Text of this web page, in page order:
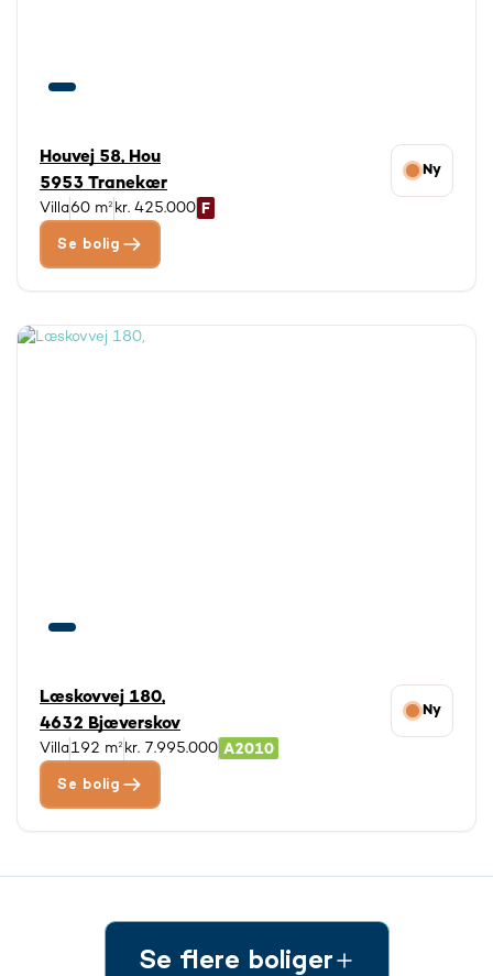
Houvej 58, Hou
5953 Tranekær
Ny
Villa60 m² kr. 425.000
Se bolig
Læskovvej 180,
4632 Bjæverskov
Ny
Villa192 m² kr. 7.995.000
Se bolig
Se flere boliger